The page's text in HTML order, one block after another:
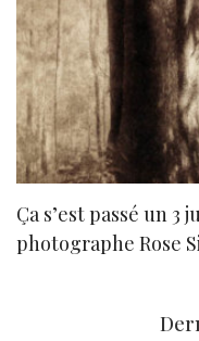
Ça s’est passé un
photographe Rose